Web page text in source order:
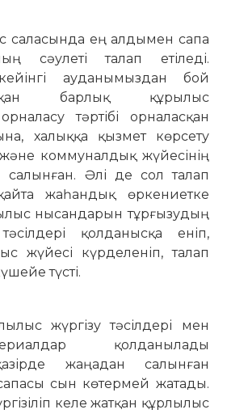
саласында ең алдымен сапа
сәулеті талап етіледі.
кейінгі ауданымыздан бой
барлық құрылыс
тәртібі орналасқан
халыққа қызмет көрсету
коммуналдық жүйесінің
Әлі де сол талап
жаһандық өркениетке
нысандарын тұрғызудың
қолданысқа еніп,
жүйесі күрделеніп, талап
түсті.
жүргізу тәсілдері мен
қолданылады
жаңадан салынған
сын көтермей жатады.
келе жатқан құрлылыс